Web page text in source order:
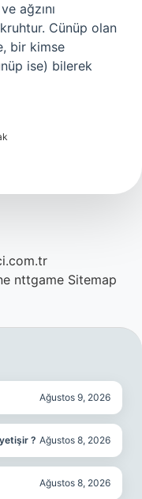
ağzını
Cünüp olan
bir kimse
ise) bilerek
nttgame Sitemap
Ağustos 9, 2026
? Ağustos 8, 2026
Ağustos 8, 2026